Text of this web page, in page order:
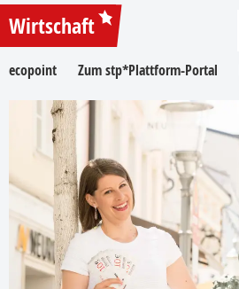
Wirtschaft
ecopoint Zum stp*Plattform-Portal